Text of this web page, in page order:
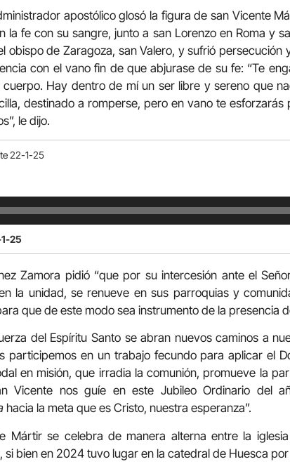
apostólico glosó la figura de san Vicente
la fe con su sangre, junto a san Lorenzo en Roma y
obispo de Zaragoza, san Valero, y sufrió persecución
con el vano fin de que abjurase de su fe: “Te
Hay dentro de mí un ser libre y sereno que
destinado a romperse, pero en vano te
le dijo.
22-1-25
25
Zamora pidió “que por su intercesión ante el
la unidad, se renueve en sus parroquias y
que de este modo sea instrumento de la presencia
del Espíritu Santo se abran nuevos caminos a
participemos en un trabajo fecundo para aplicar el
en misión, que irradia la comunión, promueve la
Vicente nos guíe en este Jubileo Ordinario del
hacia la meta que es Cristo, nuestra esperanza”.
Mártir se celebra de manera alterna entre la
si bien en 2024 tuvo lugar en la catedral de Huesca